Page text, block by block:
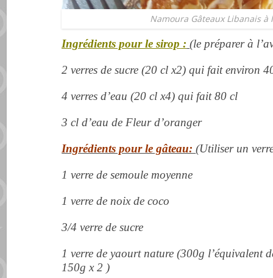
Namoura Gâteaux Libanais à
Ingrédients pour le sirop : (le préparer à
2 verres de sucre (20 cl x2) qui fait environ
4 verres d’eau (20 cl x4) qui fait 80 cl
3 cl d’eau de Fleur d’oranger
Ingrédients pour le gâteau:(Utiliser un
1 verre de semoule moyenne
1 verre de noix de coco
3/4 verre de sucre
1 verre de yaourt nature (300g l’équivalent
150g x 2 )